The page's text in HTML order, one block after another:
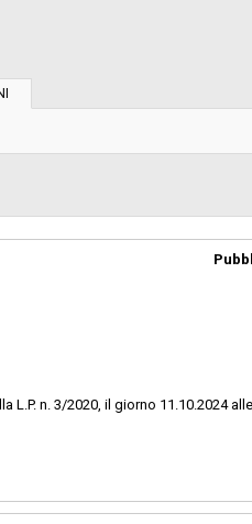
Gara in busta chiusa
n. 3/2020, il giorno 11.10.2024